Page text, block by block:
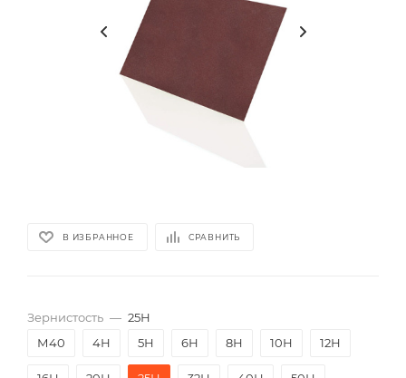
В ИЗБРАННОЕ СРАВНИТЬ
Зернистость — 25Н
М40
4Н 5Н 6Н 8Н 10Н 12Н